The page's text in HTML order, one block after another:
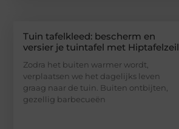
Tuin tafelkleed: bescherm en
versier je tuintafel met Hiptafelzeil
Zodra het buiten warmer wordt,
verplaatsen we het dagelijks leven
graag naar de tuin. Buiten ontbijten,
gezellig barbecueën